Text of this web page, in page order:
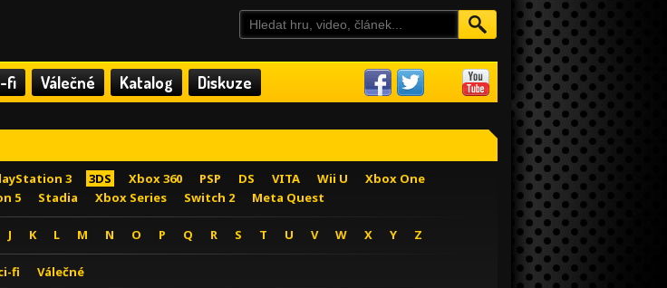
fi Válečné Katalog Diskuze
3 3DS Xbox 360 PSP DS VITA Wii U
Xbox One
5 Stadia Xbox Series Switch 2 Meta Quest
J K L M N O P Q R S T U V W X Y Z
fi Válečné